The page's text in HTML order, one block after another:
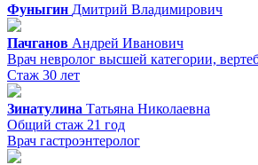
Фуныгин Дмитрий Владимирович
Пачганов Андрей Иванович
Врач невролог высшей категории,
Стаж 30 лет
Зинатулина Татьяна Николаевна
Общий стаж 21 год
Врач гастроэнтеролог